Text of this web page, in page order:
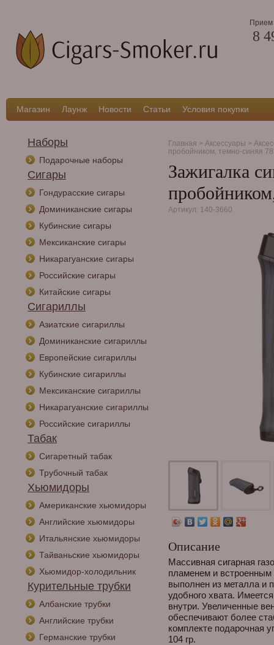
Прием
8
Магазин Лаунж Новости Статьи Условия покупки
Наборы
Подарочные наборы
Сигары
Гондурасские сигары
Доминиканские сигары
Кубинские сигары
Мексиканские сигары
Никарагуанские сигары
Российские сигары
Китайские сигары
Сигариллы
Азиатские сигариллы
Доминиканские сигариллы
Европейские сигариллы
Кубинские сигариллы
Мексиканские сигариллы
Никарагуанские сигариллы
Российские сигариллы
Табак
Сигаретный табак
Трубочный табак
Хьюмидоры
Американские хьюмидоры
Английские хьюмидоры
Итальянские хьюмидоры
Тайваньские хьюмидоры
Хьюмидор-холодильник
Курительные трубки
Албанские трубки
Английские трубки
Германские трубки
Главная > Аксессуары >
пробойником, темно-синяя
Зажигалка
Артикул: 140-3660
Описание
Массивная сигарная
пламенем и
выполнен из металла и
удобного хвата.
внутри. Увеличенные
обеспечивают более
комплекте подарочная
104 гр.